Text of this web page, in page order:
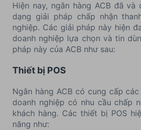
Hiện nay, ngân hàng ACB đã và
dạng giải pháp chấp nhận
nghiệp. Các giải pháp này hiện
doanh nghiệp lựa chọn và tin
pháp này của ACB như sau:
Thiết bị POS
Ngân hàng ACB có cung cấp
doanh nghiệp có nhu cầu chấp
khách hàng. Các thiết bị POS
năng như: